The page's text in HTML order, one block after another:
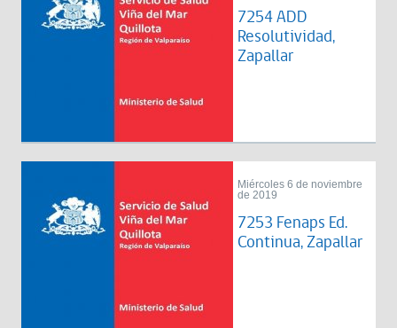
7254 ADD
Resolutividad,
Zapallar
Miércoles 6 de noviembre
de 2019
7253 Fenaps Ed.
Continua, Zapallar